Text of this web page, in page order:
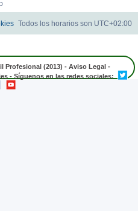
Todos los horarios son UTC+02:00
Profesional (2013) - Aviso Legal -
- Síguenos en las redes sociales: